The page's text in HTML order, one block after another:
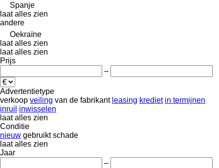
Spanje
laat alles zien
andere
Oekraïne
laat alles zien
laat alles zien
Prijs
–
Advertentietype
verkoop veiling van de fabrikant leasing krediet in termijnen
inruil inwisselen
laat alles zien
Conditie
nieuw gebruikt schade
laat alles zien
Jaar
–